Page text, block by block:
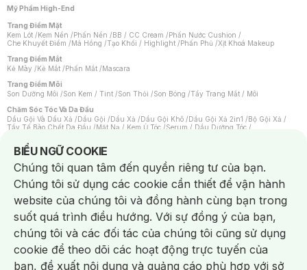
Mỹ Phẩm High-End
Trang Điểm Mặt
Kem Lót /Kem Nền /Phấn Nền /BB / CC Cream /Phấn Nước Cushion /
Che Khuyết Điểm /Má Hồng /Tạo Khối / Highlight /Phấn Phủ /Xịt Khoá Makeup
Trang Điểm Mắt
Kẻ Mày /Kẻ Mắt /Phấn Mắt /Mascara
Trang Điểm Môi
Son Dưỡng Môi /Son Kem / Tint /Son Thỏi /Son Bóng /Tẩy Trang Mắt / Môi
Chăm Sóc Tóc Và Da Đầu
Dầu Gội Và Dầu Xả /Dầu Gội /Dầu Xả /Dầu Gội Khô /Dầu Gội Xả 2in1 /Bộ Gội Xả /
Tẩy Tế Bào Chết Da Đầu /Mặt Nạ / Kem Ủ Tóc /Serum / Dầu Dưỡng Tóc /
Máy Sấy Tóc
Lược
Kem Tẩy Lông/Dụng Cụ Tẩy Lông
Nước Hoa
Nước Hoa Nam Nước Hoa Cao Cấp Xịt Thơm Toàn Thân
Nước Hoa Vùng Kín
Chăm Sóc Cá Nhân
Chống Muỗi
Khẩu Trang Máy Massage Mặt Nạ Xông Hơi/Nước Rửa Tay
Sản Phẩm Chăm Sóc Khác/ Bàn Chải Đánh Răng /Bàn Chải Điện/
Hỗ Trợ Trắng Răng / Kem Đánh Răng Máy Tăm Nước Nước Súc Miệng
Tăm / Chỉ Nha Khoa /Xịt Thơm Miệng / Dung Dịch Vệ Sinh/Dưỡng Vùng Kín/
Khăn Ướt Vệ Sinh Vùng Kín
/Băng Vệ Sinh Tampon Bọt Cạo Râu Dao Cạo Râu/
BIỂU NGỮ COOKIE
Notice about cookies usage
Chúng tôi quan tâm đến quyền riêng tư của bạn.
Chúng tôi sử dụng các cookie cần thiết để vận hành
website của chúng tôi và đồng hành cùng bạn trong
suốt quá trình điều hướng. Với sự đồng ý của bạn,
chúng tôi và các đối tác của chúng tôi cũng sử dụng
cookie để theo dõi các hoạt động trực tuyến của
bạn, đề xuất nội dung và quảng cáo phù hợp với sở